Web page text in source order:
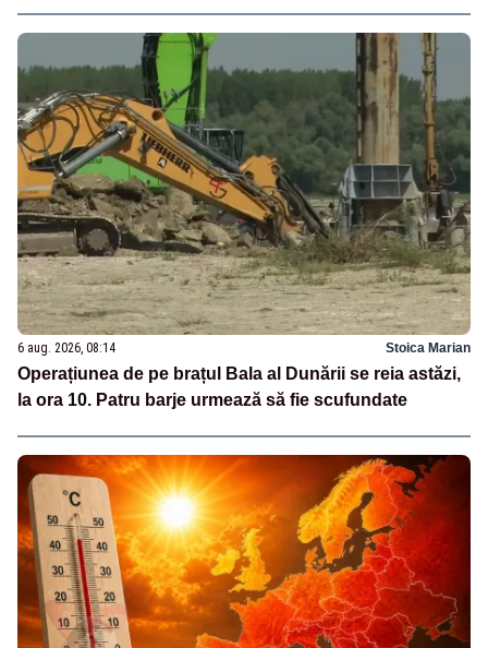
6 aug. 2026, 08:14 Stoica Marian
Operațiunea de pe brațul Bala al Dunării se reia astăzi,
la ora 10. Patru barje urmează să fie scufundate